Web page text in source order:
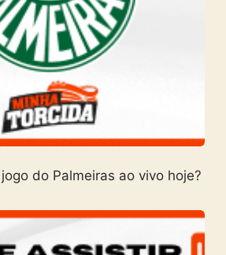
do Palmeiras ao vivo hoje?